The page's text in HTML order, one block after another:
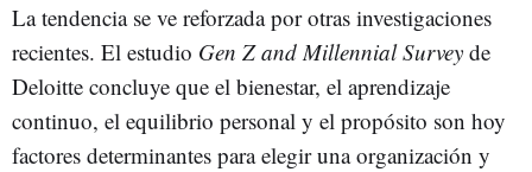
La tendencia se ve reforzada por otras investigaciones
recientes. El estudio Gen Z and Millennial Survey de
Deloitte concluye que el bienestar, el aprendizaje
continuo, el equilibrio personal y el propósito son hoy
factores determinantes para elegir una organización y